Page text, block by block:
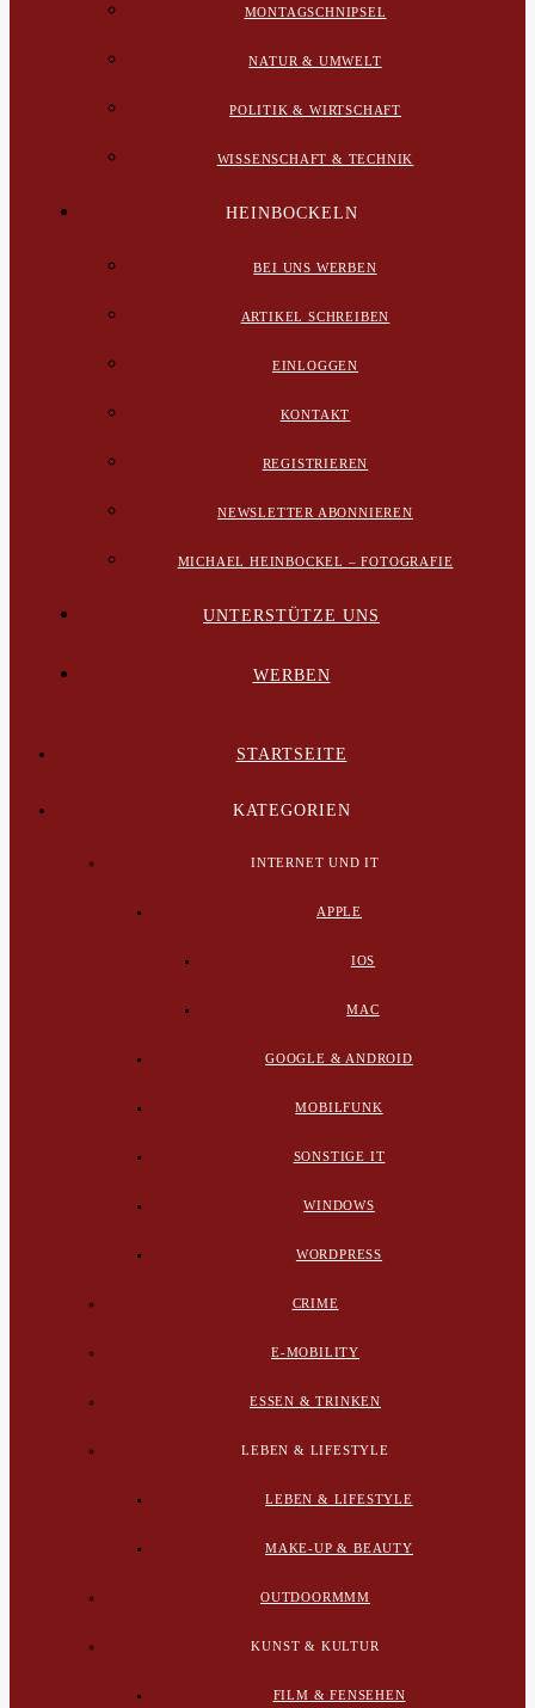
MONTAGSCHNIPSEL
NATUR & UMWELT
POLITIK & WIRTSCHAFT
WISSENSCHAFT & TECHNIK
HEINBOCKELN
BEI UNS WERBEN
ARTIKEL SCHREIBEN
EINLOGGEN
KONTAKT
REGISTRIEREN
NEWSLETTER ABONNIEREN
MICHAEL HEINBOCKEL – FOTOGRAFIE
UNTERSTÜTZE UNS
WERBEN
STARTSEITE
KATEGORIEN
INTERNET UND IT
APPLE
IOS
MAC
GOOGLE & ANDROID
MOBILFUNK
SONSTIGE IT
WINDOWS
WORDPRESS
CRIME
E-MOBILITY
ESSEN & TRINKEN
LEBEN & LIFESTYLE
LEBEN & LIFESTYLE
MAKE-UP & BEAUTY
OUTDOORMMM
KUNST & KULTUR
FILM & FENSEHEN